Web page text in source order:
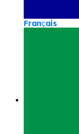
Français